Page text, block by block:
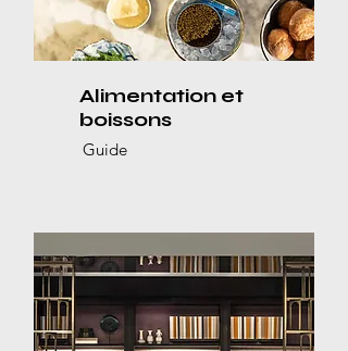
Alimentation et
boissons
Guide